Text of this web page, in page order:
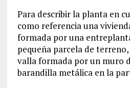
Para describir la planta en
como referencia una
formada por una
pequeña parcela de
valla formada por un muro
barandilla metálica en la